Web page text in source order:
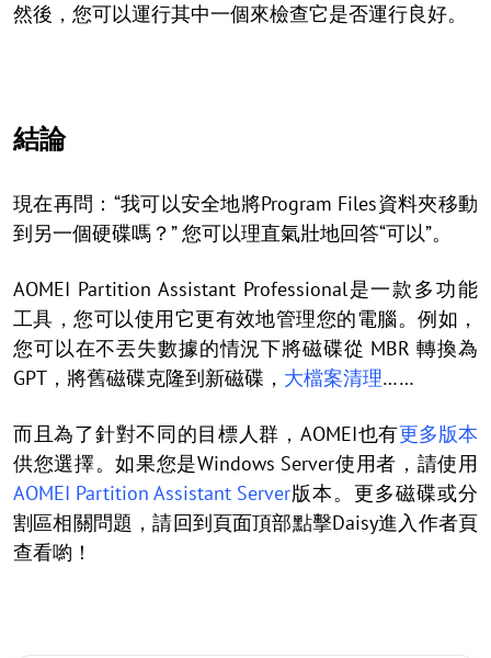
然後，您可以運行其中一個來檢查它是否運行良好。
結論
現在再問：“我可以安全地將Program Files資料夾移動
到另一個硬碟嗎？” 您可以理直氣壯地回答“可以”。
AOMEI Partition Assistant Professional是一款多功能
工具，您可以使用它更有效地管理您的電腦。例如，
您可以在不丟失數據的情況下將磁碟從 MBR 轉換為
GPT，將舊磁碟克隆到新磁碟， 大檔案清理……
而且為了針對不同的目標人群，AOMEI也有更多版本
供您選擇。如果您是Windows Server使用者，請使用
AOMEI Partition Assistant Server版本。更多磁碟或分
割區相關問題，請回到頁面頂部點擊Daisy進入作者頁
查看喲！